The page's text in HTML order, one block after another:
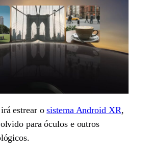
estrear osistema Android XR,
para óculos e outros